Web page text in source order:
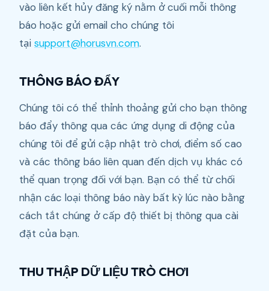
vào liên kết hủy đăng ký nằm ở cuối mỗi thông
báo hoặc gửi email cho chúng tôi
tại support@horusvn.com.
THÔNG BÁO ĐẨY
Chúng tôi có thể thỉnh thoảng gửi cho bạn thông
báo đẩy thông qua các ứng dụng di động của
chúng tôi để gửi cập nhật trò chơi, điểm số cao
và các thông báo liên quan đến dịch vụ khác có
thể quan trọng đối với bạn. Bạn có thể từ chối
nhận các loại thông báo này bất kỳ lúc nào bằng
cách tắt chúng ở cấp độ thiết bị thông qua cài
đặt của bạn.
THU THẬP DỮ LIỆU TRÒ CHƠI